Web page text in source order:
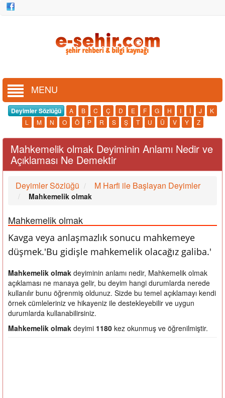
MENU
Deyimler Sözlüğü A B C Ç D E F G H I İ J
K
L
M N O Ö P R S Ş T U Ü V Y Z
Mahkemelik olmak Deyiminin Anlamı Nedir ve
Açıklaması Ne Demektir
Deyimler Sözlüğü M Harfi ile Başlayan Deyimler
Mahkemelik olmak
Mahkemelik olmak
Kavga veya anlaşmazlık sonucu mahkemeye
düşmek.'Bu gidişle mahkemelik olacağız galiba.'
Mahkemelik olmak deyiminin anlamı nedir, Mahkemelik olmak
açıklaması ne manaya gelir, bu deyim hangi durumlarda nerede
kullanılır bunu öğrenmiş oldunuz. Sizde bu temel açıklamayı kendi
örnek cümleleriniz ve hikayeniz ile destekleyebilir ve uygun
durumlarda kullanabilirsiniz.
Mahkemelik olmak deyimi 1180 kez okunmuş ve öğrenilmiştir.